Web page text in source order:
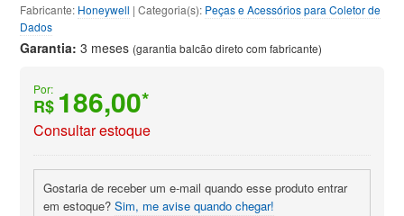
Fabricante: Honeywell | Categoria(s): Peças e Acessórios para Coletor de
Dados
Garantia:3 meses (garantia balcão direto com fabricante)
Por:
R$ 186,00*
Consultar estoque
Gostaria de receber um e-mail quando esse produto entrar
em estoque?Sim, me avise quando chegar!